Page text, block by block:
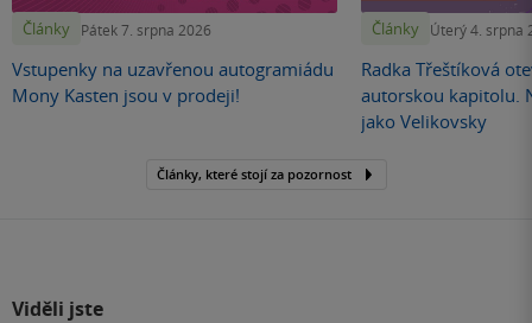
Články Pátek 7. srpna 2026
Vstupenky na uzavřenou autogramiádu
Mony Kasten jsou v prodeji!
Články Úterý 4. srpna
Radka Třeštíková
autorskou kapitolu.
jako Velikovsky
Články, které stojí za pozornost
Viděli jste